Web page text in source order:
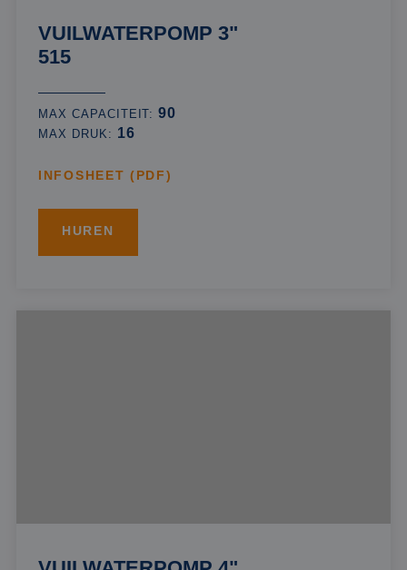
VUILWATERPOMP 3"
515
MAX CAPACITEIT:90
MAX DRUK: 16
INFOSHEET (PDF)
HUREN